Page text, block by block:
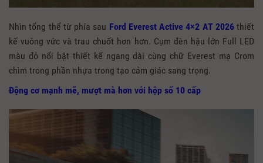
Nhìn tổng thể từ phía sau Ford Everest Active 4×2 AT 2026thiết
kế vuông vức và trau chuốt hơn hơn. Cụm đèn hậu lớn Full LED
màu đỏ nổi bật thiết kế ngang dài cùng chữ Everest mạ Crom
chìm trong phần nhựa trong tạo cảm giác sang trọng.
Động cơ mạnh mẽ, mượt mà hơn với hộp số 10 cấp